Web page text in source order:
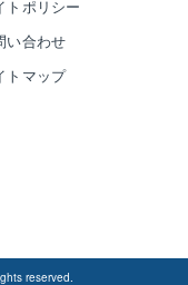
トポリシー
い合わせ
トマップ
reserved.